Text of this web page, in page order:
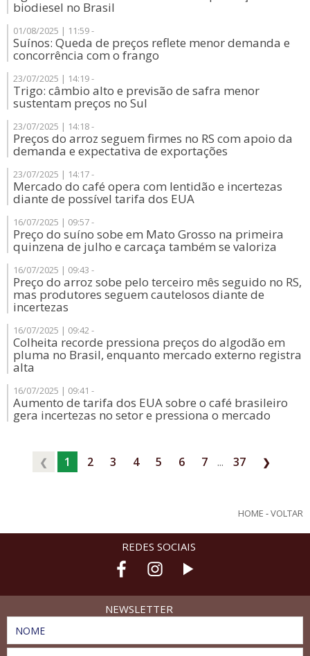
biodiesel no Brasil
01/08/2025 | 11:59 -
Suínos: Queda de preços reflete menor demanda e
concorrência com o frango
23/07/2025 | 14:19 -
Trigo: câmbio alto e previsão de safra menor
sustentam preços no Sul
23/07/2025 | 14:18 -
Preços do arroz seguem firmes no RS com apoio da
demanda e expectativa de exportações
23/07/2025 | 14:17 -
Mercado do café opera com lentidão e incertezas
diante de possível tarifa dos EUA
16/07/2025 | 09:57 -
Preço do suíno sobe em Mato Grosso na primeira
quinzena de julho e carcaça também se valoriza
16/07/2025 | 09:43 -
Preço do arroz sobe pelo terceiro mês seguido no RS,
mas produtores seguem cautelosos diante de
incertezas
16/07/2025 | 09:42 -
Colheita recorde pressiona preços do algodão em
pluma no Brasil, enquanto mercado externo registra
alta
16/07/2025 | 09:41 -
Aumento de tarifa dos EUA sobre o café brasileiro
gera incertezas no setor e pressiona o mercado
❮ 1 2 3 4 5 6 7 ... 37 ❯
HOME -VOLTAR
REDES SOCIAIS
NEWSLETTER
NOME